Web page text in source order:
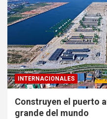
INTERNACIONALES
Construyen el puerto
grande del mundo